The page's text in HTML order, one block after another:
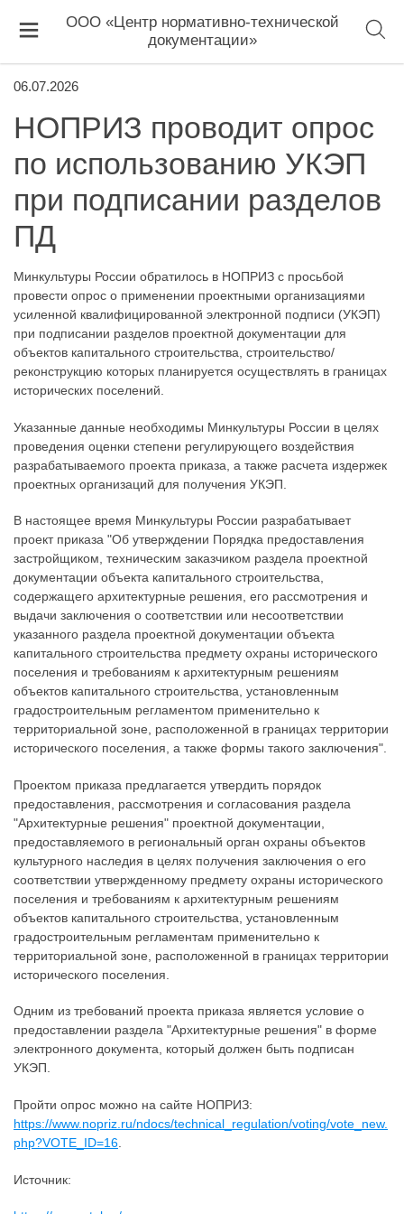
ООО «Центр нормативно-технической
документации»
06.07.2026
НОПРИЗ проводит опрос
по использованию УКЭП
при подписании разделов
ПД
Минкультуры России обратилось в НОПРИЗ с просьбой
провести опрос о применении проектными организациями
усиленной квалифицированной электронной подписи (УКЭП)
при подписании разделов проектной документации для
объектов капитального строительства, строительство/
реконструкцию которых планируется осуществлять в границах
исторических поселений.
Указанные данные необходимы Минкультуры России в целях
проведения оценки степени регулирующего воздействия
разрабатываемого проекта приказа, а также расчета издержек
проектных организаций для получения УКЭП.
В настоящее время Минкультуры России разрабатывает
проект приказа "Об утверждении Порядка предоставления
застройщиком, техническим заказчиком раздела проектной
документации объекта капитального строительства,
содержащего архитектурные решения, его рассмотрения и
выдачи заключения о соответствии или несоответствии
указанного раздела проектной документации объекта
капитального строительства предмету охраны исторического
поселения и требованиям к архитектурным решениям
объектов капитального строительства, установленным
градостроительным регламентом применительно к
территориальной зоне, расположенной в границах территории
исторического поселения, а также формы такого заключения".
Проектом приказа предлагается утвердить порядок
предоставления, рассмотрения и согласования раздела
"Архитектурные решения" проектной документации,
предоставляемого в региональный орган охраны объектов
культурного наследия в целях получения заключения о его
соответствии утвержденному предмету охраны исторического
поселения и требованиям к архитектурным решениям
объектов капитального строительства, установленным
градостроительным регламентам применительно к
территориальной зоне, расположенной в границах территории
исторического поселения.
Одним из требований проекта приказа является условие о
предоставлении раздела "Архитектурные решения" в форме
электронного документа, который должен быть подписан
УКЭП.
Пройти опрос можно на сайте НОПРИЗ:
https://www.nopriz.ru/ndocs/technical_regulation/voting/vote_new.
php?VOTE_ID=16
Источник: